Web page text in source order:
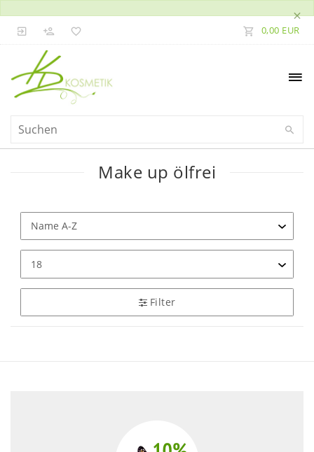
×
0,00 EUR
Make up ölfrei
Filter